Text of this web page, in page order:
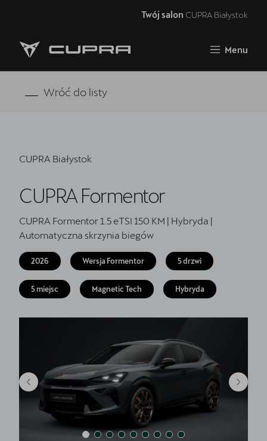
Twój salon CUPRA Białystok
Menu
Strona główna
Oferta i aktualności
5 lat gwarancji
Finansowanie
Serwis
Oryginalne części zamienne
Akcesoria CUPRA
Jazda próbna CUPRĄ
Kontakt
Wróć do listy
CUPRA Białystok
CUPRA Formentor
CUPRA Formentor 1.5 eTSI 150 KM | Hybryda |
Automatyczna skrzynia biegów
2026 Wersja Formentor 5 drzwi
5 miejsc Magnetic Tech Hybryda